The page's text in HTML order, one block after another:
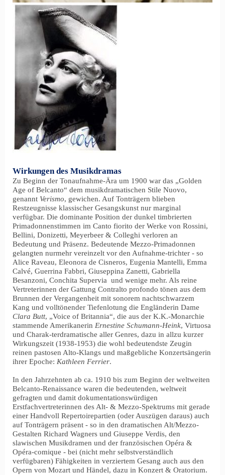
Wirkungen des Musikdramas
Zu Beginn der Tonaufnahme-Ära um 1900 war das „Golden
Age of Belcanto“ dem musikdramatischen Stile Nuovo,
genannt Verismo, gewichen. Auf Tonträgern blieben
Restzeugnisse klassischer Gesangskunst nur marginal
verfügbar. Die dominante Position der dunkel timbrierten
Primadonnenstimmen im Canto fiorito der Werke von Rossini,
Bellini, Donizetti, Meyerbeer & Colleghi verloren an
Bedeutung und Präsenz. Bedeutende Mezzo-Primadonnen
gelangten nurmehr vereinzelt vor den Aufnahme-trichter - so
Alice Raveau, Eleonora de Cisneros, Eugenia Mantelli, Emma
Calvé, Guerrina Fabbri, Giuseppina Zanetti, Gabriella
Besanzoni, Conchita Supervia und wenige mehr. Als reine
Vertreterinnen der Gattung Contralto profondo tönen aus dem
Brunnen der Vergangenheit mit sonorem nachtschwarzem
Kang und volltönender Tiefenlotung die Engländerin Dame
Clara Butt, „Voice of Britannia“, die aus der K.K.-Monarchie
stammende Amerikanerin Ernestine Schumann-Heink, Virtuosa
und Charak-terdramatische aller Genres, dazu in allzu kurzer
Wirkungszeit (1938-1953) die wohl bedeutendste Zeugin
reinen pastosen Alto-Klangs und maßgebliche Konzertsängerin
ihrer Epoche: Kathleen Ferrier.
In den Jahrzehnten ab ca. 1910 bis zum Beginn der weltweiten
Belcanto-Renaissance waren die bedeutenden, weltweit
gefragten und damit dokumentationswürdigen
Erstfachvertreterinnen des Alt- & Mezzo-Spektrums mit gerade
einer Handvoll Repertoirepartien (oder Auszügen daraus) auch
auf Tonträgern präsent - so in den dramatischen Alt/Mezzo-
Gestalten Richard Wagners und Giuseppe Verdis, den
slawischen Musikdramen und der französischen Opéra &
Opéra-comique - bei (nicht mehr selbstverständlich
verfügbaren) Fähigkeiten in verziertem Gesang auch aus den
Opern von Mozart und Händel, dazu in Konzert & Oratorium.